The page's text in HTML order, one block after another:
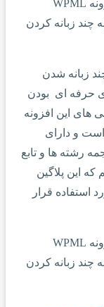
زبانه شدن
حرفه ای بودن
های این افزونه
و دارای
رشته ها و تابع
این پلاگین
استفاده قرار